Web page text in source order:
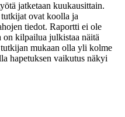
jatketaan kuukausittain.
ovat koolla ja
tiedot. Raportti ei ole
kilpailua julkistaa näitä
mukaan olla yli kolme
hapetuksen vaikutus näkyi